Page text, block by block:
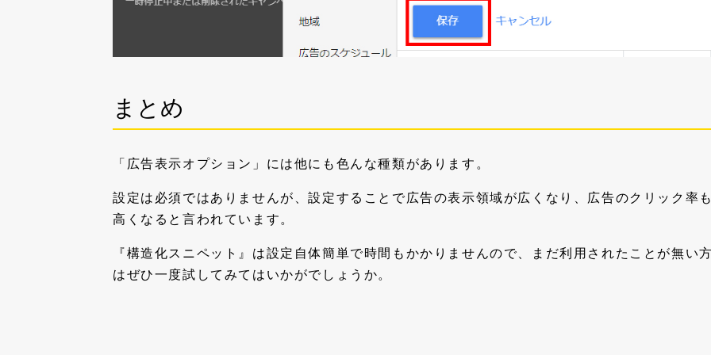
まとめ
「広告表示オプション」には他にも色んな種類があります。
設定は必須ではありませんが、設定することで広告の表示領域が広くなり、広告のクリック率
高くなると言われています。
『構造化スニペット』は設定自体簡単で時間もかかりませんので、まだ利用されたことが無い
はぜひ一度試してみてはいかがでしょうか。